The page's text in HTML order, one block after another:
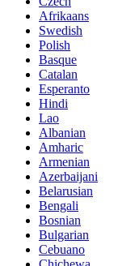
Afrikaans
Swedish
Polish
Basque
Catalan
Esperanto
Hindi
Lao
Albanian
Amharic
Armenian
Azerbaijani
Belarusian
Bengali
Bosnian
Bulgarian
Cebuano